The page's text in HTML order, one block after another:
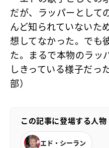
だが、ラッパーとして
んど知られていないた
想してなかった。でも
た。まるで本物のラッ
しきっている様子だっ
部）
この記事に登場する人物
エド・シーラン